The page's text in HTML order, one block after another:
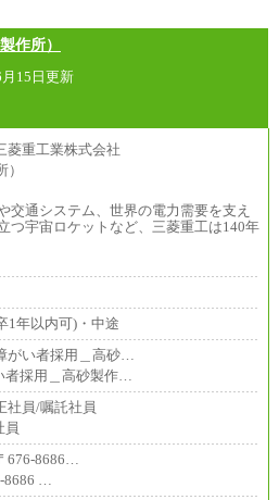
作所）
月15日更新
交通システム、世界の電力需要を支え
つ宇宙ロケットなど、三菱重工は140年
1年以内可)・中途
がい者採用＿高砂…
者採用＿高砂製作…
社員/嘱託社員
員
676-8686…
8686 …